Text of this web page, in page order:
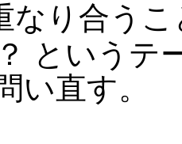
なり合う
というテ
い直す。